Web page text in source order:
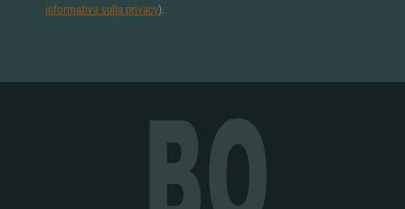
informativa sulla privacy).